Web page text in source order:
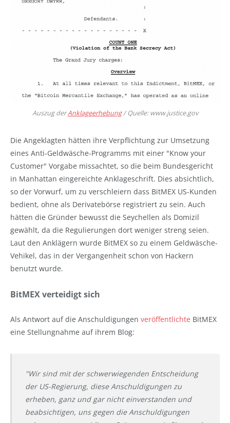
Auszug derAnklageerhebung/ Quelle: www.justice.gov
Die Angeklagten hätten ihre Verpflichtung zur Umsetzung
eines Anti-Geldwäsche-Programms mit einer "Know your
Customer" Vorgabe missachtet, so die beim Bundesgericht
in Manhattan eingereichte Anklageschrift. Dies absichtlich,
so der Vorwurf, um zu verschleiern dass BitMEX US-Kunden
bedient, ohne als Derivatebörse registriert zu sein. Auch
hätten die Gründer bewusst die Seychellen als Domizil
gewählt, da die Regulierungen dort weniger streng seien.
Laut den Anklägern wurde BitMEX so zu einem Geldwäsche-
Vehikel, das in der Vergangenheit schon von Hackern
benutzt wurde.
BitMEX verteidigt sich
Als Antwort auf die Anschuldigungen veröffentlichte BitMEX
eine Stellungnahme auf ihrem Blog:
"Wir sind mit der schwerwiegenden Entscheidung
der US-Regierung, diese Anschuldigungen zu
erheben, ganz und gar nicht einverstanden und
beabsichtigen, uns gegen die Anschuldigungen